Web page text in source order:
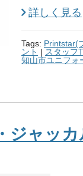
詳しく見る
Tags: Printstar(
ント | スタッフ
知山市ユニフォ
ジャッ